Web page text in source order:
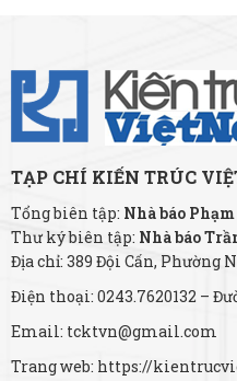
TẠP CHÍ KIẾN TRÚC
Tổng biên tập: Nhà báo
Thư ký biên tập: Nhà báo
Địa chỉ: 389 Đội Cấn, Phường
Điện thoại: 0243.7620132 –
Email: tcktvn@gmail.com
Trang web: https://